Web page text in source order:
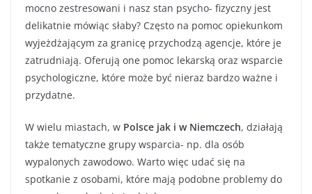
mocno zestresowani i nasz stan psycho- fizyczny jest
delikatnie mówiąc słaby? Często na pomoc opiekunkom
wyjeżdżającym za granicę przychodzą agencje, które je
zatrudniają. Oferują one pomoc lekarską oraz wsparcie
psychologiczne, które może być nieraz bardzo ważne i
przydatne.
W wielu miastach, w Polsce jak i w Niemczech, działają
także tematyczne grupy wsparcia- np. dla osób
wypalonych zawodowo. Warto więc udać się na
spotkanie z osobami, które mają podobne problemy do